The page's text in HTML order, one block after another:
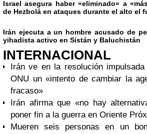
Israel asegura haber «eliminado» a
de Hezbolá en ataques durante el alto el
Irán ejecuta a un hombre acusado de
yihadista activo en Sistán y Baluchistán
INTERNACIONAL
Irán ve en la resolución
ONU un «intento de cambiar la
fracaso»
Irán afirma que «no hay
poner fin a la guerra en Oriente
Mueren seis personas en un